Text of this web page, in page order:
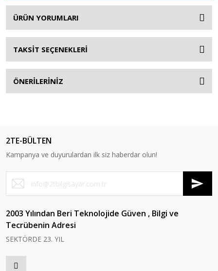
ÜRÜN YORUMLARI
TAKSİT SEÇENEKLERİ
ÖNERİLERİNİZ
2TE-BÜLTEN
Kampanya ve duyurulardan ilk siz haberdar olun!
2003 Yılından Beri Teknolojide Güven , Bilgi ve
Tecrübenin Adresi
SEKTÖRDE 23. YIL